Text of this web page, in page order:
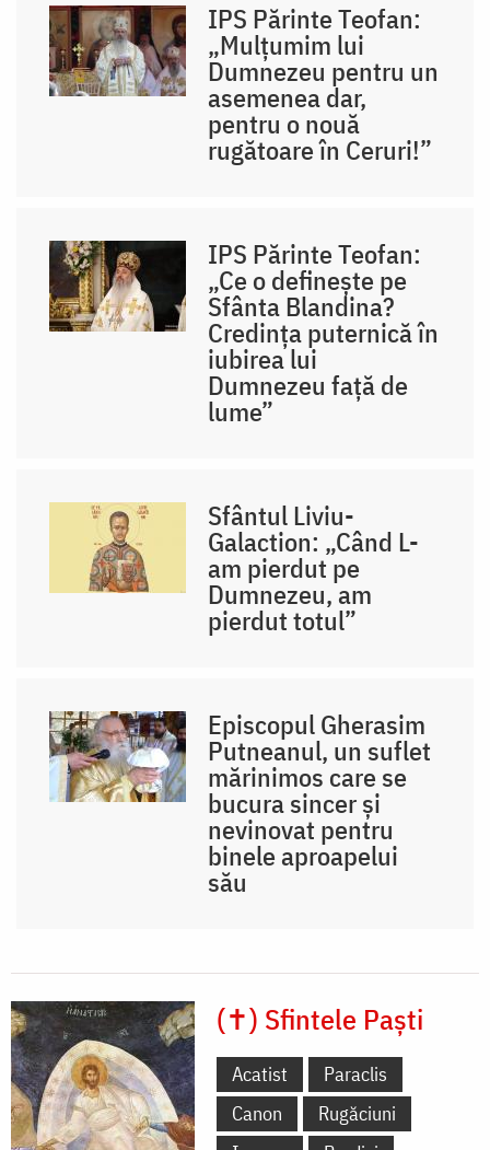
IPS Părinte Teofan:
„Mulțumim lui
Dumnezeu pentru un
asemenea dar,
pentru o nouă
rugătoare în Ceruri!”
IPS Părinte Teofan:
„Ce o definește pe
Sfânta Blandina?
Credința puternică în
iubirea lui
Dumnezeu față de
lume”
Sfântul Liviu-
Galaction: „Când L-
am pierdut pe
Dumnezeu, am
pierdut totul”
Episcopul Gherasim
Putneanul, un suflet
mărinimos care se
bucura sincer și
nevinovat pentru
binele aproapelui
său
(✝) Sfintele Paști
Acatist
Paraclis
Canon
Rugăciuni